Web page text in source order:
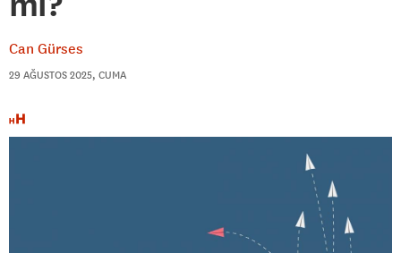
Can Gürses
29 AĞUSTOS 2025, CUMA